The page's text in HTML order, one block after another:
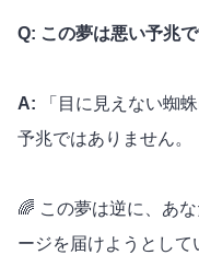
Q: この夢は悪い予兆
A:
「目に見えない蜘
予兆ではありません。
🌈 この夢は逆に、あ
ージを届けようとして